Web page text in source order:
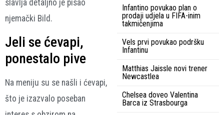
slavlja detaljno je pisao
njemački Bild.
Jeli se ćevapi,
ponestalo pive
Na meniju su se našli i ćevapi,
što je izazvalo poseban
Infantino povukao plan o
prodaji udjela u FIFA-inim
takmičenjima
Vels prvi povukao podršku
Infantinu
Matthias Jaissle novi trener
Newcastlea
Chelsea doveo Valentina
Barca iz Strasbourga